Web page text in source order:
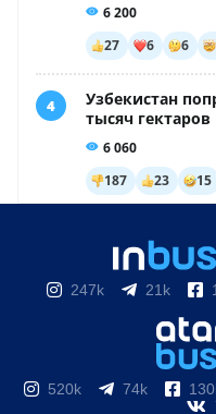
247k 21k
520k 74k